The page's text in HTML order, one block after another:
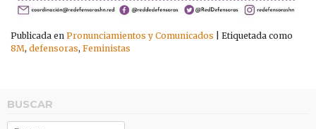
Publicada en Pronunciamientos y Comunicados
Etiquetada como
8M, defensoras, Feministas
BUSCAR